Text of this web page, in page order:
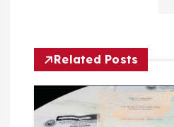
航
Related Posts